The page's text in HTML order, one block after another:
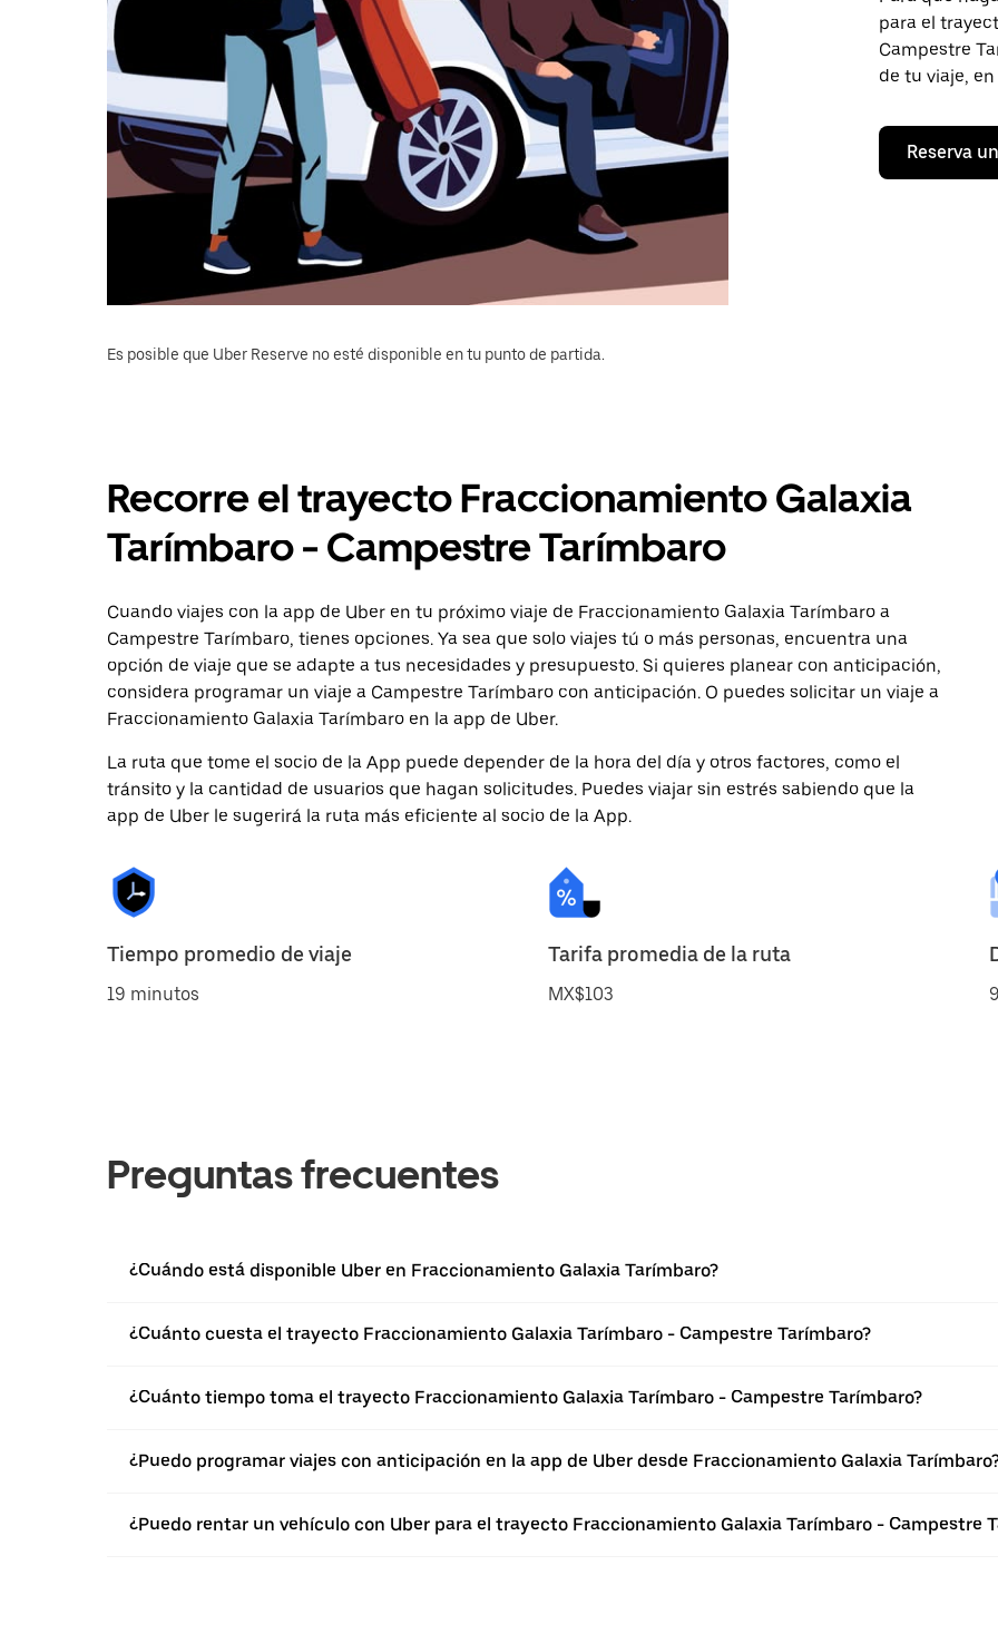
para el
Campestre
de tu viaje,
Reserva
Es posible que Uber Reserve no esté disponible en tu punto de partida.
Recorre el trayecto Fraccionamiento Galaxia
Tarímbaro - Campestre Tarímbaro
Cuando viajes con la app de Uber en tu próximo viaje de Fraccionamiento Galaxia Tarímbaro a
Campestre Tarímbaro, tienes opciones. Ya sea que solo viajes tú o más personas, encuentra una
opción de viaje que se adapte a tus necesidades y presupuesto. Si quieres planear con anticipación,
considera programar un viaje a Campestre Tarímbaro con anticipación. O puedes solicitar un viaje a
Fraccionamiento Galaxia Tarímbaro en la app de Uber.
La ruta que tome el socio de la App puede depender de la hora del día y otros factores, como el
tránsito y la cantidad de usuarios que hagan solicitudes. Puedes viajar sin estrés sabiendo que la
app de Uber le sugerirá la ruta más eficiente al socio de la App.
Tiempo promedio de viaje
19 minutos
Tarifa promedia de la ruta
MX$103
Preguntas frecuentes
¿Cuándo está disponible Uber en Fraccionamiento Galaxia Tarímbaro?
¿Cuánto cuesta el trayecto Fraccionamiento Galaxia Tarímbaro - Campestre Tarímbaro?
¿Cuánto tiempo toma el trayecto Fraccionamiento Galaxia Tarímbaro - Campestre Tarímbaro?
¿Puedo programar viajes con anticipación en la app de Uber desde Fraccionamiento Galaxia
¿Puedo rentar un vehículo con Uber para el trayecto Fraccionamiento Galaxia Tarímbaro - Campestre